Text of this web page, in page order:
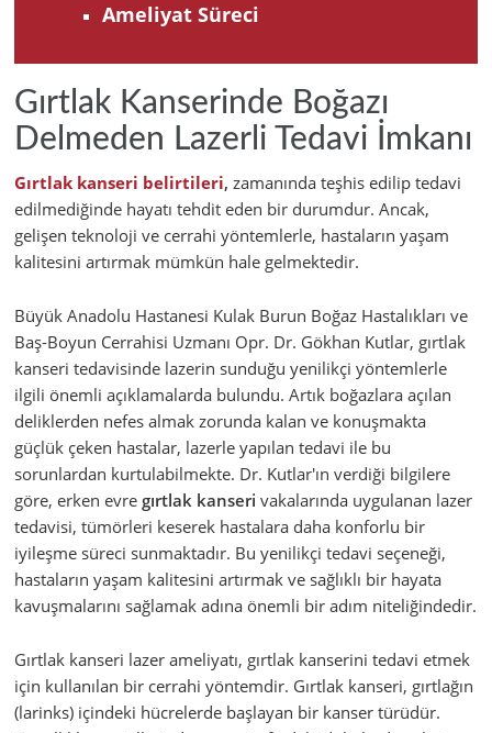
Ameliyat Süreci
Gırtlak Kanserinde Boğazı
Delmeden Lazerli Tedavi İmkanı
Gırtlak kanseri belirtileri, zamanında teşhis edilip tedavi
edilmediğinde hayatı tehdit eden bir durumdur. Ancak,
gelişen teknoloji ve cerrahi yöntemlerle, hastaların yaşam
kalitesini artırmak mümkün hale gelmektedir.
Büyük Anadolu Hastanesi Kulak Burun Boğaz Hastalıkları ve
Baş-Boyun Cerrahisi Uzmanı Opr. Dr. Gökhan Kutlar, gırtlak
kanseri tedavisinde lazerin sunduğu yenilikçi yöntemlerle
ilgili önemli açıklamalarda bulundu. Artık boğazlara açılan
deliklerden nefes almak zorunda kalan ve konuşmakta
güçlük çeken hastalar, lazerle yapılan tedavi ile bu
sorunlardan kurtulabilmekte. Dr. Kutlar'ın verdiği bilgilere
göre, erken evre gırtlak kanseri vakalarında uygulanan lazer
tedavisi, tümörleri keserek hastalara daha konforlu bir
iyileşme süreci sunmaktadır. Bu yenilikçi tedavi seçeneği,
hastaların yaşam kalitesini artırmak ve sağlıklı bir hayata
kavuşmalarını sağlamak adına önemli bir adım niteliğindedir.
Gırtlak kanseri lazer ameliyatı, gırtlak kanserini tedavi etmek
için kullanılan bir cerrahi yöntemdir. Gırtlak kanseri, gırtlağın
(larinks) içindeki hücrelerde başlayan bir kanser türüdür.